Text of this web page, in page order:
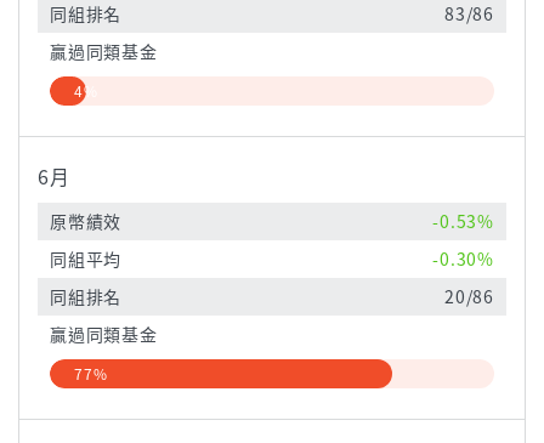
同組排名
83/86
贏過同類基金
4%
6月
原幣績效
-0.53%
同組平均
-0.30%
同組排名
20/86
贏過同類基金
77%